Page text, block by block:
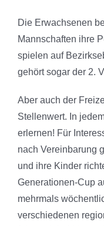
Die Erwachsenen
Mannschaften ihre
spielen auf
gehört sogar der 2.
Aber auch der
Stellenwert. In
erlernen! Für
nach Vereinbarung
und ihre Kinder
Generationen-Cup
mehrmals
verschiedenen